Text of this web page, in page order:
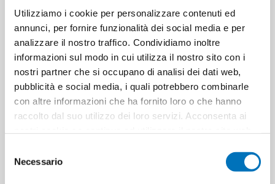
Utilizziamo i cookie per personalizzare contenuti ed
annunci, per fornire funzionalità dei social media e per
analizzare il nostro traffico. Condividiamo inoltre
informazioni sul modo in cui utilizza il nostro sito con i
nostri partner che si occupano di analisi dei dati web,
pubblicità e social media, i quali potrebbero combinarle
con altre informazioni che ha fornito loro o che hanno
raccolto dal suo utilizzo dei loro servizi. Acconsenta ai
delNecessario
DAMATRA' DIFFUSORE PROF
RICARICA 250 ML AMORE 84117
DAMATRA' DIFFUSORE PROF
RICARICA 250 ML ANTICA
SICILIA 84124